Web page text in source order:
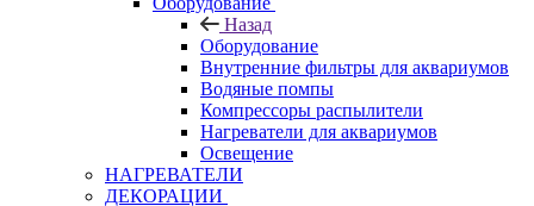
Назад
Оборудование
Внутренние фильтры для аквариумов
Водяные помпы
Компрессоры распылители
Нагреватели для аквариумов
Освещение
НАГРЕВАТЕЛИ
ДЕКОРАЦИИ